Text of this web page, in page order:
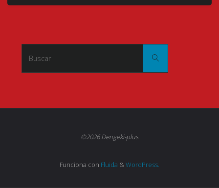
Buscar
©2026 Dengeki-plus
Funciona con Fluida & WordPress.